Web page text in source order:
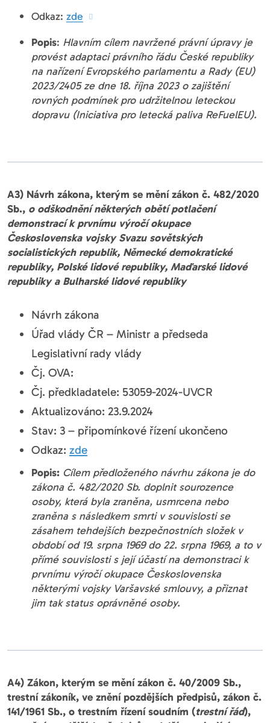
Odkaz: zde
Popis: Hlavním cílem navržené právní úpravy je
provést adaptaci právního řádu České republiky
na nařízení Evropského parlamentu a Rady (EU)
2023/2405 ze dne 18. října 2023 o zajištění
rovných podmínek pro udržitelnou leteckou
dopravu (Iniciativa pro letecká paliva ReFuelEU).
A3) Návrh zákona, kterým se mění zákon č. 482/2020
Sb., o odškodnění některých obětí potlačení
demonstrací k prvnímu výročí okupace
Československa vojsky Svazu sovětských
socialistických republik, Německé demokratické
republiky, Polské lidové republiky, Maďarské lidové
republiky a Bulharské lidové republiky
Návrh zákona
Úřad vlády ČR – Ministr a předseda
Legislativní rady vlády
Čj. OVA:
Čj. předkladatele: 53059-2024-UVCR
Aktualizováno: 23.9.2024
Stav: 3 – připomínkové řízení ukončeno
Odkaz: zde
Popis: Cílem předloženého návrhu zákona je do
zákona č. 482/2020 Sb. doplnit sourozence
osoby, která byla zraněna, usmrcena nebo
zraněna s následkem smrti v souvislosti se
zásahem tehdejších bezpečnostních složek v
období od 19. srpna 1969 do 22. srpna 1969, a to v
přímé souvislosti s její účastí na demonstraci k
prvnímu výročí okupace Československa
některými vojsky Varšavské smlouvy, a přiznat
jim tak status oprávněné osoby.
A4) Zákon, kterým se mění zákon č. 40/2009 Sb.,
trestní zákoník, ve znění pozdějších předpisů, zákon č.
141/1961 Sb., o trestním řízení soudním (trestní řád),